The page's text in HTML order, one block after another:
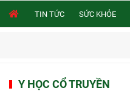
TIN TỨC SỨC KHỎE
Y HỌC CỔ TRUYỀN